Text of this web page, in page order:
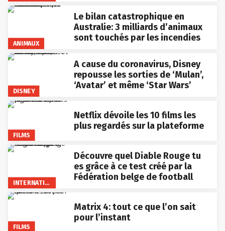
ANIMAUX
Le bilan catastrophique en
Australie: 3 milliards d’animaux
sont touchés par les incendies
DISNEY
A cause du coronavirus, Disney
repousse les sorties de ‘Mulan’,
‘Avatar’ et même ‘Star Wars’
FILMS
Netflix dévoile les 10 films les
plus regardés sur la plateforme
INTERNATIONAL
Découvre quel Diable Rouge tu
es grâce à ce test créé par la
Fédération belge de football
FILMS
Matrix 4: tout ce que l’on sait
pour l’instant